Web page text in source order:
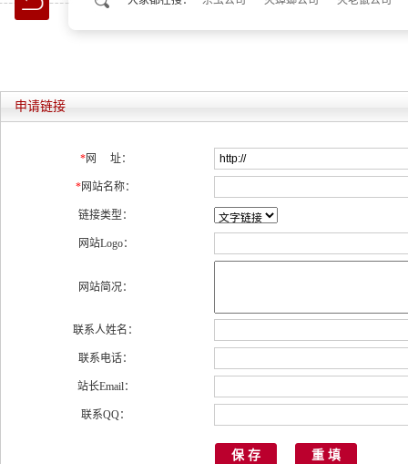
申请链接
*网 址：
*网站名称：
链接类型：
网站Logo：
网站简况：
联系人姓名：
联系电话：
站长Email：
联系QQ：